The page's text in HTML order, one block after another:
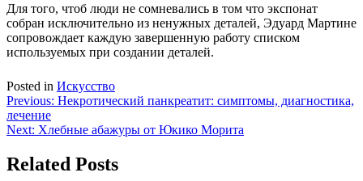
Для того, чтоб люди не сомневались в том что экспонат
собран исключительно из ненужных деталей, Эдуард Мартине
сопровождает каждую завершенную работу списком
используемых при создании деталей.
Posted in Искусство
Навигация
по
Previous: Некротический панкреатит: симптомы, диагностика,
лечение
Next: Хлебные абажуры от Юкико Морита
Related Posts